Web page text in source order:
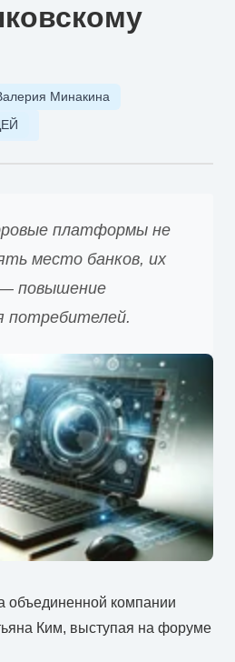
Минакина
платформы не
место банков, их
— повышение
потребителей.
объединенной компании
Ким, выступая на форуме